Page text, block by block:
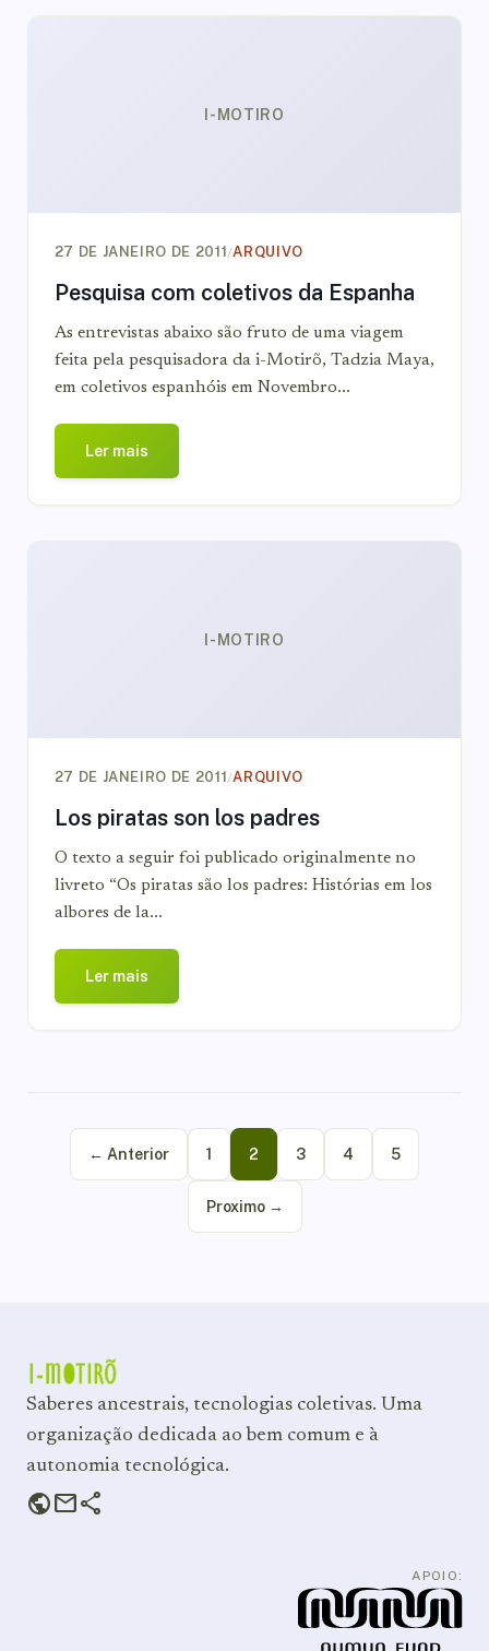
I-MOTIRO
27 DE JANEIRO DE 2011/ARQUIVO
Pesquisa com coletivos da Espanha
As entrevistas abaixo são fruto de uma viagem
feita pela pesquisadora da i-Motirõ, Tadzia Maya,
em coletivos espanhóis em Novembro...
Ler mais
I-MOTIRO
27 DE JANEIRO DE 2011/ARQUIVO
Los piratas son los padres
O texto a seguir foi publicado originalmente no
livreto “Os piratas são los padres: Histórias em los
albores de la...
Ler mais
← Anterior 1 2 3 4 5
Proximo →
Saberes ancestrais, tecnologias coletivas. Uma
organização dedicada ao bem comum e à
autonomia tecnológica.
publicmailshare
APOIO: